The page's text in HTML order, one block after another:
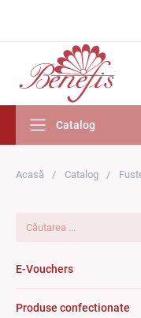
Catalog
Acasă Catalog
E-Vouchers
Produse confectionate